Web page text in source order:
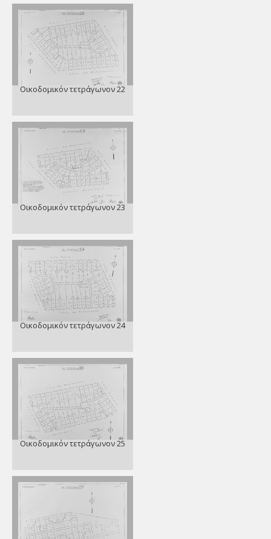
Οικοδομικόν τετράγωνον 22
Οικοδομικόν τετράγωνον 23
Οικοδομικόν τετράγωνον 24
Οικοδομικόν τετράγωνον 25